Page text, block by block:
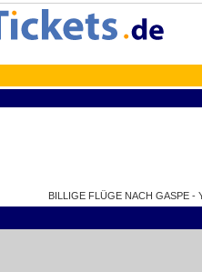
BILLIGE FLÜGE NACH GASPE -